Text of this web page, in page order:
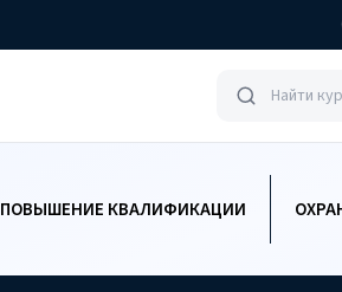
ПОВЫШЕНИЕ КВАЛИФИКАЦИИ